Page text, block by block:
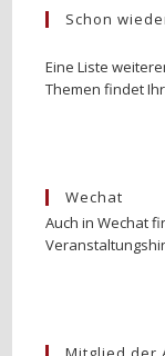
Schon
Eine Liste
Themen findet
Wechat
Auch in Wechat